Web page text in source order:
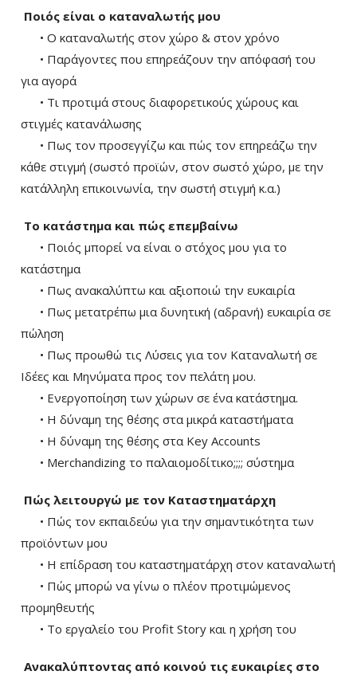
Ποιός είναι ο καταναλωτής μου
• Ο καταναλωτής στον χώρο & στον χρόνο
• Παράγοντες που επηρεάζουν την απόφασή του
για αγορά
• Τι προτιμά στους διαφορετικούς χώρους και
στιγμές κατανάλωσης
• Πως τον προσεγγίζω και πώς τον επηρεάζω την
κάθε στιγμή (σωστό προϊών, στον σωστό χώρο, με την
κατάλληλη επικοινωνία, την σωστή στιγμή κ.α.)
Το κατάστημα και πώς επεμβαίνω
• Ποιός μπορεί να είναι ο στόχος μου για το
κατάστημα
• Πως ανακαλύπτω και αξιοποιώ την ευκαιρία
• Πως μετατρέπω μια δυνητική (αδρανή) ευκαιρία σε
πώληση
• Πως προωθώ τις Λύσεις για τον Καταναλωτή σε
Ιδέες και Μηνύματα προς τον πελάτη μου.
• Ενεργοποίηση των χώρων σε ένα κατάστημα.
• Η δύναμη της θέσης στα μικρά καταστήματα
• Η δύναμη της θέσης στα Key Accounts
• Merchandizing το παλαιομοδίτικο;;;; σύστημα
Πώς λειτουργώ με τον Καταστηματάρχη
• Πώς τον εκπαιδεύω για την σημαντικότητα των
προϊόντων μου
• Η επίδραση του καταστηματάρχη στον καταναλωτή
• Πώς μπορώ να γίνω ο πλέον προτιμώμενος
προμηθευτής
• Το εργαλείο του Profit Story και η χρήση του
Ανακαλύπτοντας από κοινού τις ευκαιρίες στο